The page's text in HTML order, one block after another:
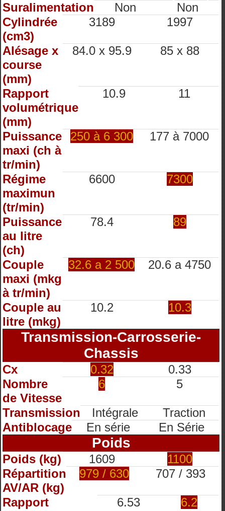
Suralimentation
Non
Non
Cylindrée
(cm3)
3189 1997
Alésage x
course
(mm)
84.0 x 95.9 85 x 88
Rapport
volumétrique
(mm)
10.9 11
Puissance
maxi (ch à
tr/min)
250 à 6 300 177 à 7000
Régime
maximun
(tr/min)
6600 7300
Puissance
au litre
(ch)
78.4 89
Couple
maxi (mkg
à tr/min)
32.6 a 2 500 20.6 a 4750
Couple au
litre (mkg)
10.2 10.3
Transmission-Carrosserie-
Chassis
Cx 0.32
0.33
Nombre
de Vitesse
6 5
Transmission Intégrale
Traction
Antiblocage
En série En Série
Poids
Poids (kg) 1609
1100
Répartition
AV/AR (kg)
979 / 630 707 / 393
Rapport
6.53 6.2